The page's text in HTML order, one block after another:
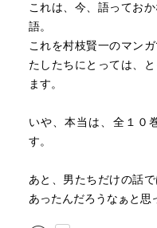
これは、今、語ってお
語。
これを村枝賢一のマン
たしたちにとっては、
ます。
いや、本当は、全１０
す。
あと、男たちだけの話
あったんだろうなぁと思